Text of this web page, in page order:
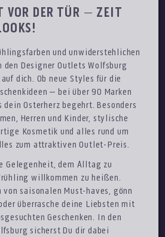
VOR DER TÜR – ZEIT
und unwiderstehlichen
den Designer Outlets Wolfsburg
dich. Ob neue Styles für die
– bei über 90 Marken
Osterherz begehrt. Besonders
Herren und Kinder, stylische
Kosmetik und alles rund um
zum attraktiven Outlet-Preis.
Gelegenheit, dem Alltag zu
willkommen zu heißen.
saisonalen Must-haves, gönn
überrasche deine Liebsten mit
Geschenken. In den
sicherst Du dir dabei